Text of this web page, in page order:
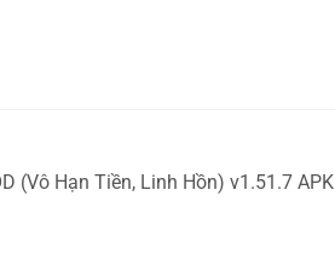
(Vô Hạn Tiền, Linh Hồn) v1.51.7 APK